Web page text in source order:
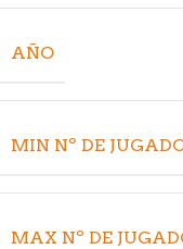
AÑO
MIN Nº DE
MAX Nº DE